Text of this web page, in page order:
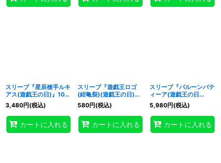
スリーブ『星辰槍手ルキ
アス(遊戯王の日)』100
枚入り【-】{-}《スリー
ブ》
3,480円(税込)
カートに入れる
スリーブ『遊戯王ロゴ
(紺亀裂)(遊戯王の日)』
20枚入り【-】{-}《スリ
ーブ》
580円(税込)
カートに入れる
スリーブ『バルーンバテ
ィーア(遊戯王の日
RD)』100枚入り【-】
{-}《スリーブ》
5,980円(税込)
カートに入れる